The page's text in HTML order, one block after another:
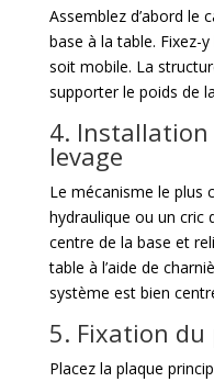
Assemblez d’abord le
base à la table. Fixez-
soit mobile. La
supporter le poids de
4. Installation
levage
Le mécanisme le plus
hydraulique ou un cric
centre de la base et
table à l’aide de
système est bien
5. Fixation du
Placez la plaque